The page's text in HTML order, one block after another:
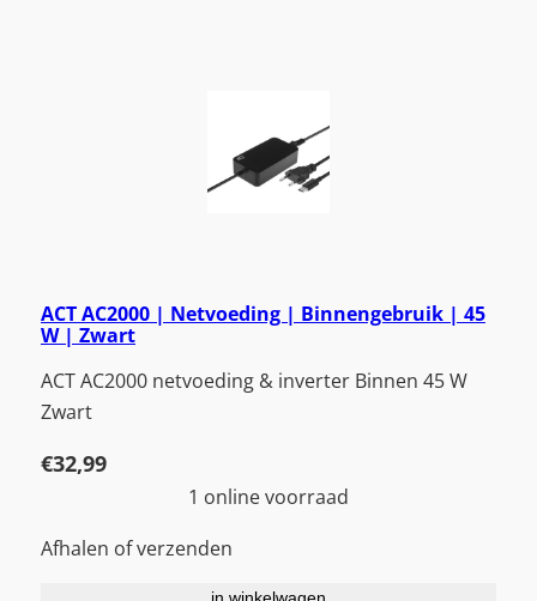
ACT AC2000 | Netvoeding | Binnengebruik | 45
W | Zwart
ACT AC2000 netvoeding & inverter Binnen 45 W
Zwart
€32,99
1 online voorraad
Afhalen of verzenden
in winkelwagen